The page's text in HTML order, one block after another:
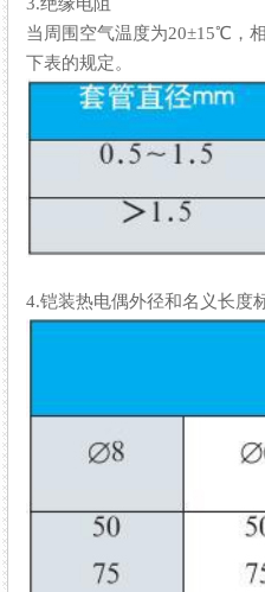
当周围空气温度为20±15℃，
下表的规定。
4.铠装热电偶外径和名义长度